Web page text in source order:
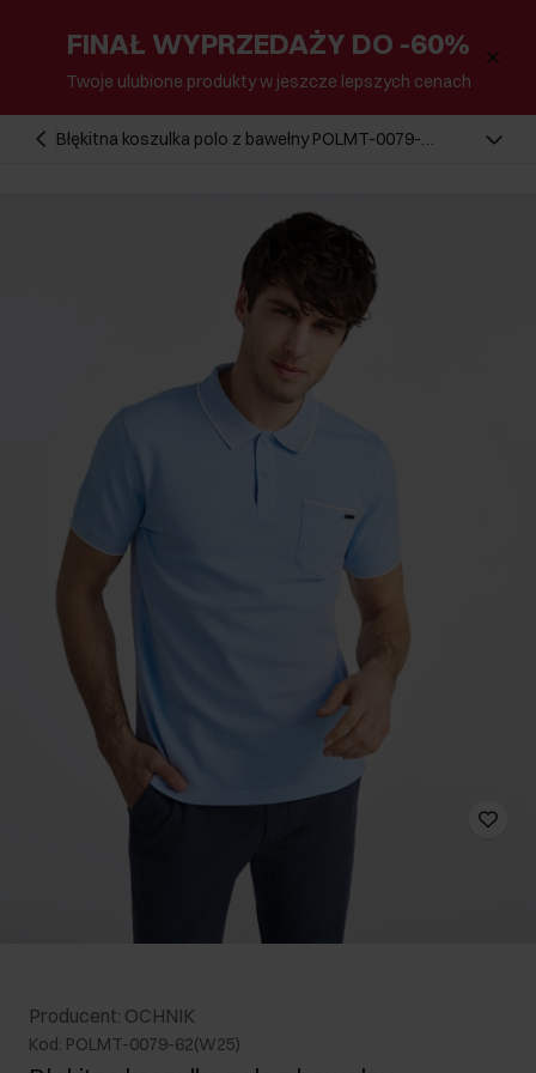
FINAŁ WYPRZEDAŻY DO -60%
Twoje ulubione produkty w jeszcze lepszych cenach
Błękitna koszulka polo z bawełny POLMT-0079-
Producent: OCHNIK
Kod: POLMT-0079-62(W25)